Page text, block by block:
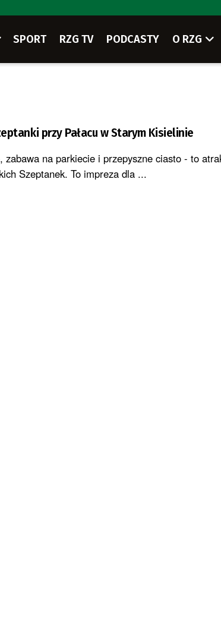
SPORT RZG TV PODCASTY O RZG
przy Pałacu w Starym Kisielinie
zabawa na parkiecie i przepyszne ciasto - to
Szeptanek. To impreza dla ...